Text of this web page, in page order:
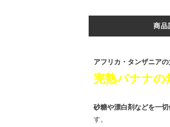
商品
アフリカ・タンザニア
完熟バナナの
砂糖や漂白剤などを一
す。